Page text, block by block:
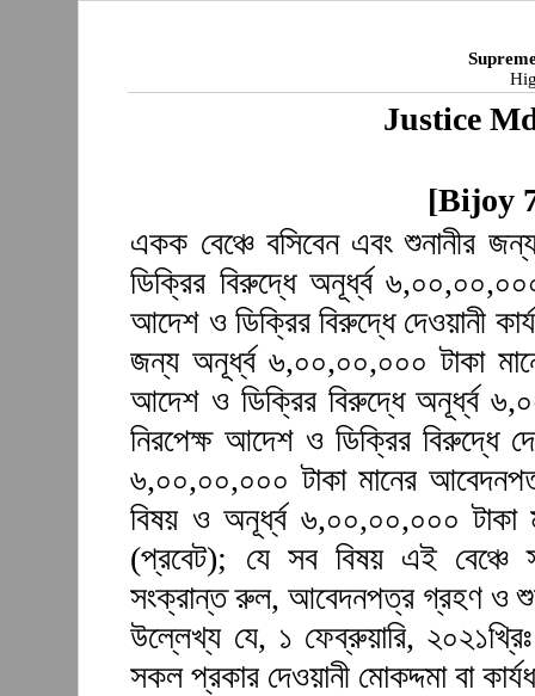
Justice
[Bijoy
একক বেঞ্চে বসিবেন এবং শুনানীর
ডিক্রির বিরুদ্ধে অনূর্ধ্ব
আদেশ ও ডিক্রির বিরুদ্ধে দেওয়ানী
জন্য অনূর্ধ্ব ৬,০০,০০,০০০ টাকা
আদেশ ও ডিক্রির বিরুদ্ধে অনূর্ধ্ব
নিরপেক্ষ আদেশ ও ডিক্রির বিরুদ্ধে
৬,০০,০০,০০০ টাকা মানের
বিষয় ও অনূর্ধ্ব ৬,০০,০০,০০০ টাকা
(প্রবেট); যে সব বিষয় এই বেঞ্চে
সংক্রান্ত রুল, আবেদনপত্র গ্রহণ ও
উল্লেখ্য যে, ১ ফেব্রুয়ারি, ২০২১খ্রিঃ
সকল প্রকার দেওয়ানী মোকদ্দমা বা